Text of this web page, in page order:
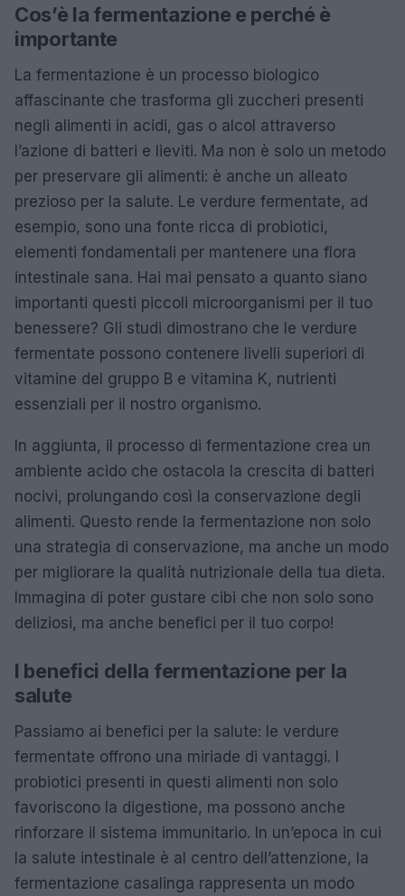
Cos’è la fermentazione e perché è
importante
La fermentazione è un processo biologico
affascinante che trasforma gli zuccheri presenti
negli alimenti in acidi, gas o alcol attraverso
l’azione di batteri e lieviti. Ma non è solo un metodo
per preservare gli alimenti: è anche un alleato
prezioso per la salute. Le verdure fermentate, ad
esempio, sono una fonte ricca di probiotici,
elementi fondamentali per mantenere una flora
intestinale sana. Hai mai pensato a quanto siano
importanti questi piccoli microorganismi per il tuo
benessere? Gli studi dimostrano che le verdure
fermentate possono contenere livelli superiori di
vitamine del gruppo B e vitamina K, nutrienti
essenziali per il nostro organismo.
In aggiunta, il processo di fermentazione crea un
ambiente acido che ostacola la crescita di batteri
nocivi, prolungando così la conservazione degli
alimenti. Questo rende la fermentazione non solo
una strategia di conservazione, ma anche un modo
per migliorare la qualità nutrizionale della tua dieta.
Immagina di poter gustare cibi che non solo sono
deliziosi, ma anche benefici per il tuo corpo!
I benefici della fermentazione per la
salute
Passiamo ai benefici per la salute: le verdure
fermentate offrono una miriade di vantaggi. I
probiotici presenti in questi alimenti non solo
favoriscono la digestione, ma possono anche
rinforzare il sistema immunitario. In un’epoca in cui
la salute intestinale è al centro dell’attenzione, la
fermentazione casalinga rappresenta un modo